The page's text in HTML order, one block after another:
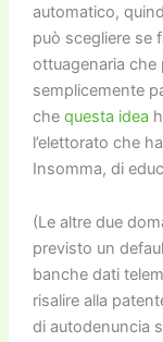
automatico,
può scegliere se
ottuagenaria che
semplicemente
che questa idea
l’elettorato che
Insomma, di
(Le altre due
previsto un
banche dati
risalire alla
di autodenuncia